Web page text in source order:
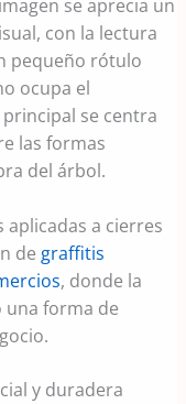
se aprecia un
con la lectura
pequeño rótulo
ocupa el
se centra
las formas
del árbol.
a cierres
de graffitis
, donde la
una forma de
y duradera